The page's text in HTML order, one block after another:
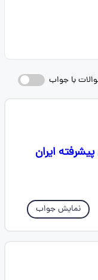
با جواب
ایران
نمایش جواب